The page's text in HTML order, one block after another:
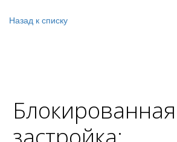
Назад к списку
Блокированная